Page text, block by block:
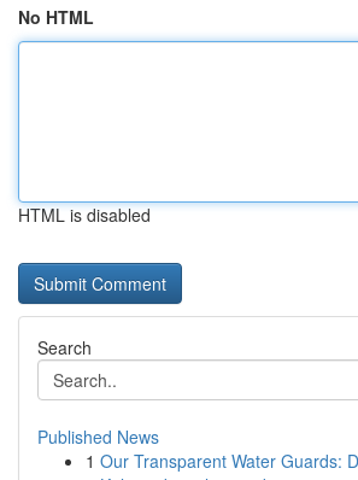
No HTML
HTML is disabled
Search
Published News
1 Our Transparent Water Guards: